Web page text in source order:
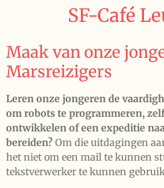
de
hoofdinhoud
SF-Café
Maak van onze
Marsreizigers
Leren onze jongeren de
om robots te programmeren,
ontwikkelen of een expeditie
bereiden? Om die uitdagingen
het niet om een mail te kunnen
tekstverwerker te kunnen